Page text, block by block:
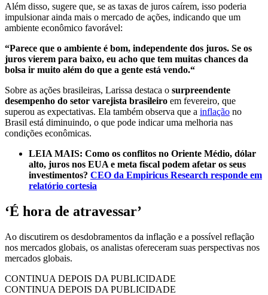
Além disso, sugere que, se as taxas de juros caírem, isso poderia
impulsionar ainda mais o mercado de ações, indicando que um
ambiente econômico favorável:
“Parece que o ambiente é bom, independente dos juros. Se os
juros vierem para baixo, eu acho que tem muitas chances da
bolsa ir muito além do que a gente está vendo.“
Sobre as ações brasileiras, Larissa destaca o surpreendente
desempenho do setor varejista brasileiro em fevereiro, que
superou as expectativas. Ela também observa que a inflação no
Brasil está diminuindo, o que pode indicar uma melhoria nas
condições econômicas.
LEIA MAIS: Como os conflitos no Oriente Médio, dólar
alto, juros nos EUA e meta fiscal podem afetar os seus
investimentos? CEO da Empiricus Research responde em
relatório cortesia
‘É hora de atravessar’
Ao discutirem os desdobramentos da inflação e a possível reflação
nos mercados globais, os analistas ofereceram suas perspectivas nos
mercados globais.
CONTINUA DEPOIS DA PUBLICIDADE
CONTINUA DEPOIS DA PUBLICIDADE